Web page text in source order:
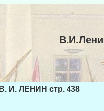
В. И. ЛЕНИН стр. 438